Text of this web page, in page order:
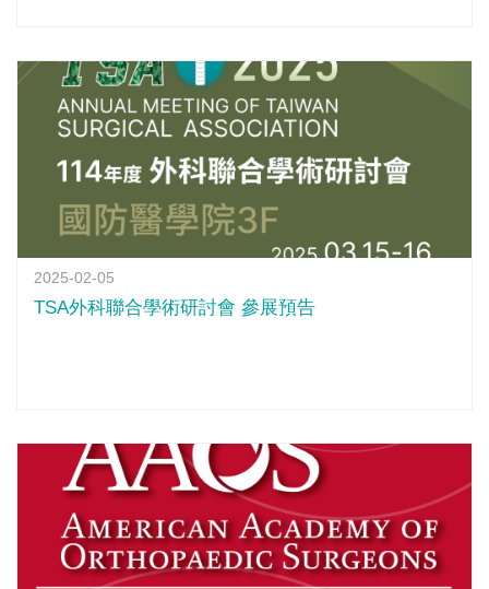
2025-02-05
TSA外科聯合學術研討會 參展預告